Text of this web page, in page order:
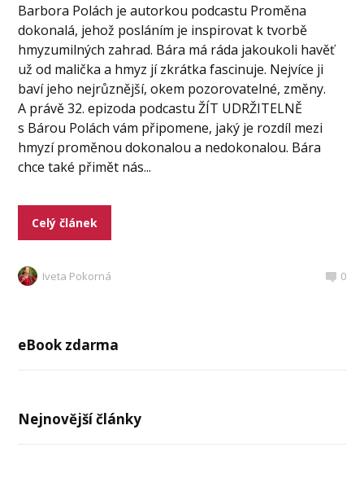
Barbora Polách je autorkou podcastu Proměna
dokonalá, jehož posláním je inspirovat k tvorbě
hmyzumilných zahrad. Bára má ráda jakoukoli havěť
už od malička a hmyz jí zkrátka fascinuje. Nejvíce ji
baví jeho nejrůznější, okem pozorovatelné, změny.
A právě 32. epizoda podcastu ŽÍT UDRŽITELNĚ
s Bárou Polách vám připomene, jaký je rozdíl mezi
hmyzí proměnou dokonalou a nedokonalou. Bára
chce také přimět nás...
Celý článek
Iveta Pokorná 0
eBook zdarma
Nejnovější články